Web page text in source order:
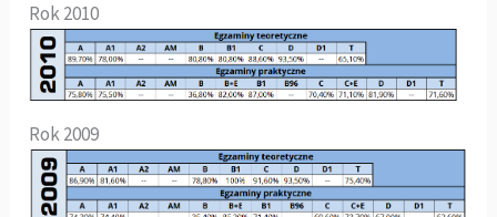
Rok 2010
Rok 2009